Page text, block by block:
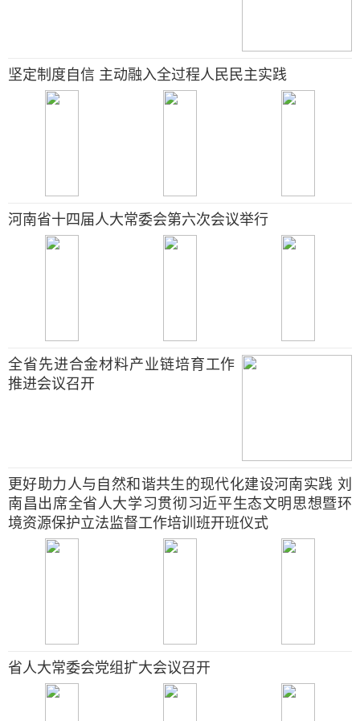
坚定制度自信 主动融入全过程人民民主实践
河南省十四届人大常委会第六次会议举行
全省先进合金材料产业链培育工作
推进会议召开
更好助力人与自然和谐共生的现代化建设河南实践 刘
南昌出席全省人大学习贯彻习近平生态文明思想暨环
境资源保护立法监督工作培训班开班仪式
省人大常委会党组扩大会议召开